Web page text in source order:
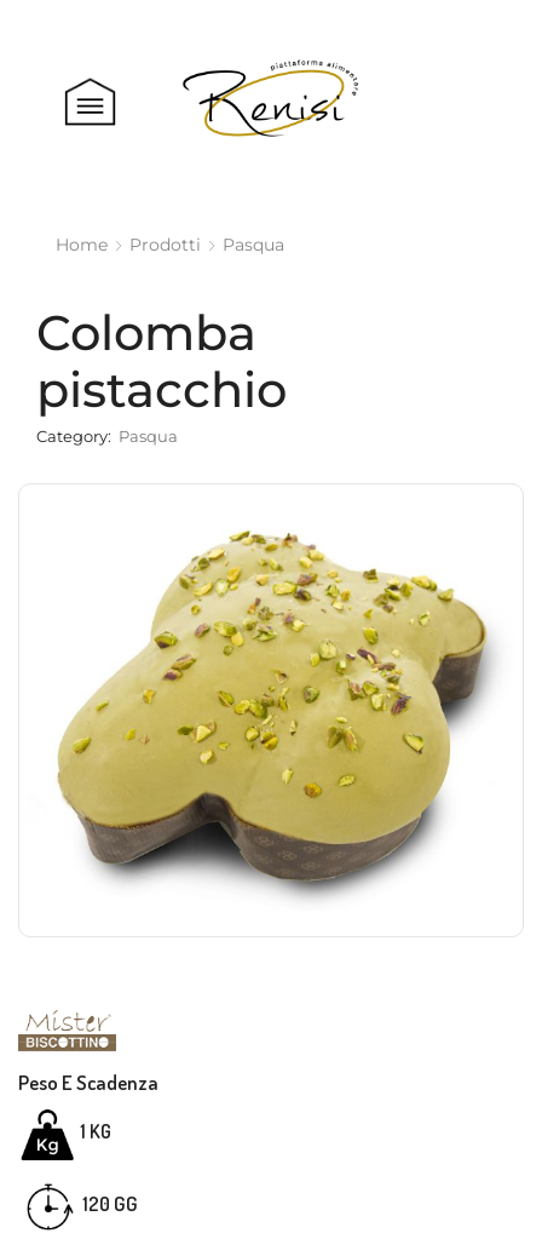
Home Prodotti Pasqua
Colomba
pistacchio
Category: Pasqua
Peso E Scadenza
1 KG
120 GG